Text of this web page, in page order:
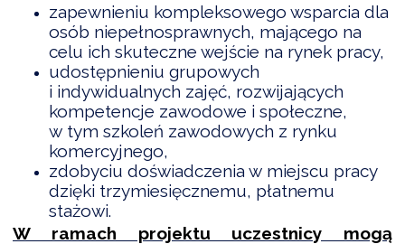
OBSŁUGI
zapewnieniu kompleksowego wsparcia dla
osób niepełnosprawnych, mającego na
celu ich skuteczne wejście na rynek pracy,
udostępnieniu grupowych
i indywidualnych zajęć, rozwijających
kompetencje zawodowe i społeczne,
w tym szkoleń zawodowych z rynku
komercyjnego,
zdobyciu doświadczenia w miejscu pracy
dzięki trzymiesięcznemu, płatnemu
stażowi.
W ramach projektu uczestnicy mogą